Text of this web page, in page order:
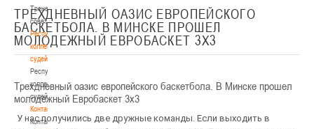
Тренерский
совет
Республиканская
коллегия
судей
Республиканская
коллегия
судей
Контакты
Контакты
ТРЕХДНЕВНЫЙ ОАЗИС ЕВРОПЕЙСКОГО
БАСКЕТБОЛА. В МИНСКЕ ПРОШЕЛ
МОЛОДЕЖНЫЙ ЕВРОБАСКЕТ 3Х3
Трехдневный оазис европейского баскетбола. В Минске прошел
молодежный Евробаскет 3х3
У нас получились две дружные команды. Если выходить в